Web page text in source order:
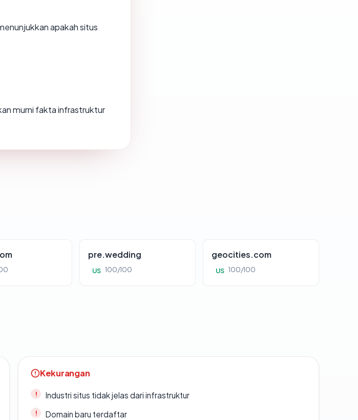
apakah situs
murni fakta infrastruktur
pre.wedding
US 100/100
geocities.com
US 100/100
Kekurangan
Industri situs tidak jelas dari infrastruktur
Domain baru terdaftar